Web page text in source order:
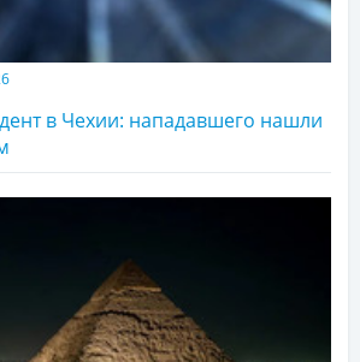
в Чехии: нападавшего нашли